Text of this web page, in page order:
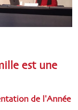
est une
de l'Année